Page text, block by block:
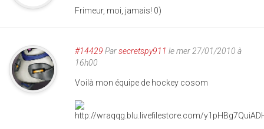
Frimeur, moi, jamais! 0)
#14429 Parsecretspy911 le mer 27/01/2010 à
16h00
Voilà mon équipe de hockey cosom